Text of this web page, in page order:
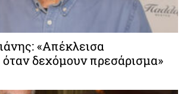
«Απέκλεισα
όταν δεχόμουν πρεσάρισμα»